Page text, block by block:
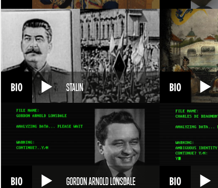
STALIN
GORDON ARNOLD LONSDALE